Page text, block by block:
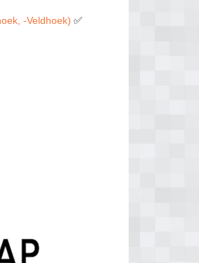
-Veldhoek) ✅